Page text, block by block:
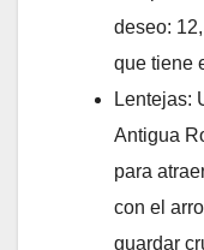
deseo:
que tiene
Lentejas:
Antigua
para
con el
guardar